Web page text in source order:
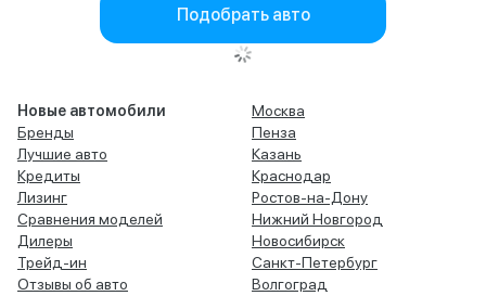
Подобрать авто
Новые автомобили
Бренды
Лучшие авто
Кредиты
Лизинг
Сравнения моделей
Дилеры
Трейд-ин
Отзывы об авто
Москва
Пенза
Казань
Краснодар
Ростов-на-Дону
Нижний Новгород
Новосибирск
Санкт-Петербург
Волгоград